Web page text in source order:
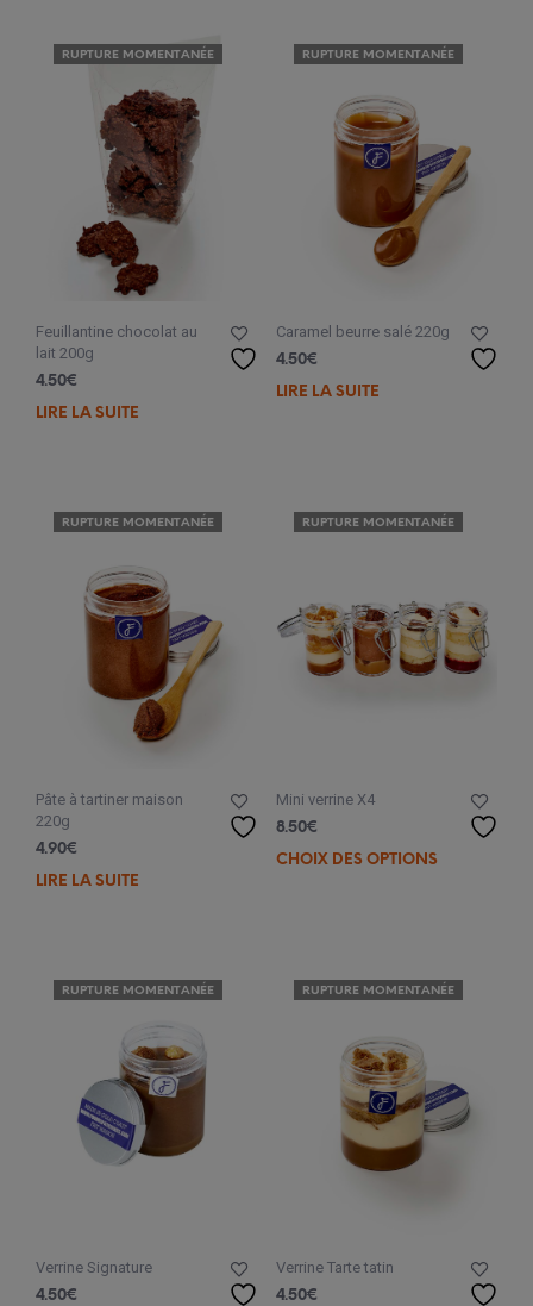
RUPTURE MOMENTANÉE
Feuillantine chocolat au
lait 200g
4.50€
LIRE LA SUITE
RUPTURE MOMENTANÉE
Caramel beurre salé 220g
4.50€
LIRE LA SUITE
RUPTURE MOMENTANÉE
Pâte à tartiner maison
220g
4.90€
LIRE LA SUITE
RUPTURE MOMENTANÉE
Mini verrine X4
8.50€
CHOIX DES OPTIONS
RUPTURE MOMENTANÉE
Verrine Signature
4.50€
RUPTURE MOMENTANÉE
Verrine Tarte tatin
4.50€